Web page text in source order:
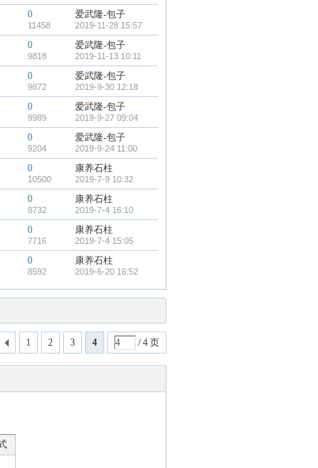
0
11458
爱武隆-包子
2019-11-28 15:57
0
9818
爱武隆-包子
2019-11-13 10:11
0
9872
爱武隆-包子
2019-9-30 12:18
0
9989
爱武隆-包子
2019-9-27 09:04
0
9204
爱武隆-包子
2019-9-24 11:00
0
10500
康养石柱
2019-7-9 10:32
0
8732
康养石柱
2019-7-4 16:10
0
7716
康养石柱
2019-7-4 15:05
0
8592
康养石柱
2019-6-20 16:52
1 2 3 4 / 4 页